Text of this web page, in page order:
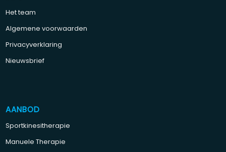
Het team
Algemene voorwaarden
Privacyverklaring
Nieuwsbrief
AANBOD
Sportkinesitherapie
Manuele Therapie